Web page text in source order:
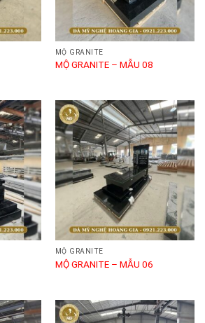
MỘ GRANITE
MỘ GRANITE – MẪU 08
MỘ GRANITE
MỘ GRANITE – MẪU 06